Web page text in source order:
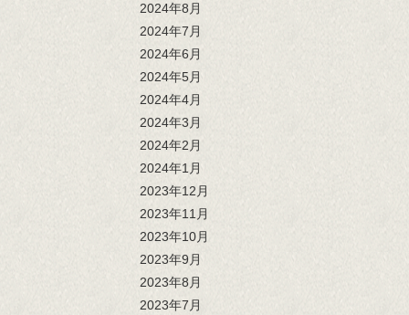
2024年8月
2024年7月
2024年6月
2024年5月
2024年4月
2024年3月
2024年2月
2024年1月
2023年12月
2023年11月
2023年10月
2023年9月
2023年8月
2023年7月